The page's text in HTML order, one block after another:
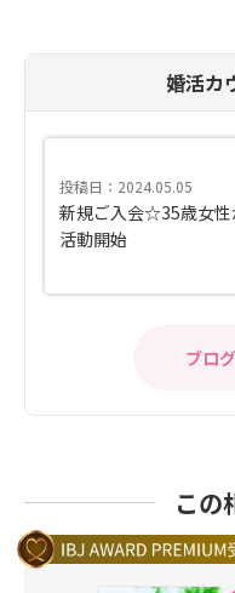
婚活カ
投稿日：2024.05.05
新規ご入会☆35歳女性
活動開始
ブロ
この